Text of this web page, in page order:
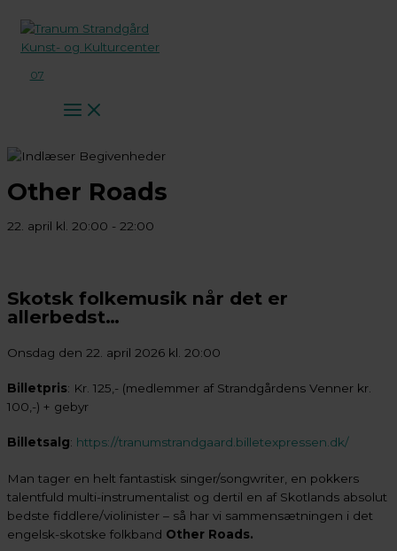
indholdet
07
Other Roads
22. april kl. 20:00 - 22:00
Skotsk folkemusik når det er
allerbedst…
Onsdag den 22. april 2026 kl. 20:00
Billetpris: Kr. 125,- (medlemmer af Strandgårdens Venner kr.
100,-) + gebyr
Billetsalg: https://tranumstrandgaard.billetexpressen.dk/
Man tager en helt fantastisk singer/songwriter, en pokkers
talentfuld multi-instrumentalist og dertil en af Skotlands absolut
bedste fiddlere/violinister – så har vi sammensætningen i det
engelsk-skotske folkband Other Roads.